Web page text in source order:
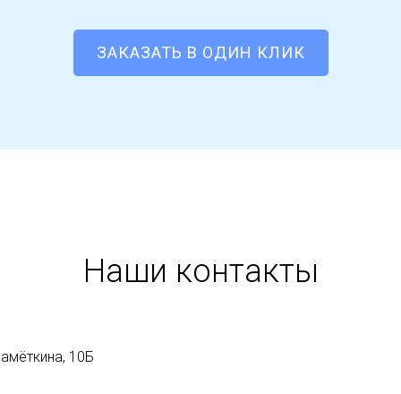
ЗАКАЗАТЬ В ОДИН КЛИК
Наши контакты
10Б